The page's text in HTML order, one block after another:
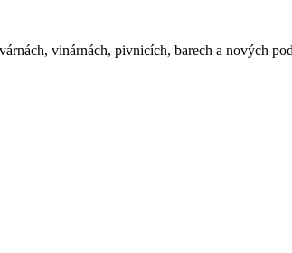
vinárnách, pivnicích, barech a nových